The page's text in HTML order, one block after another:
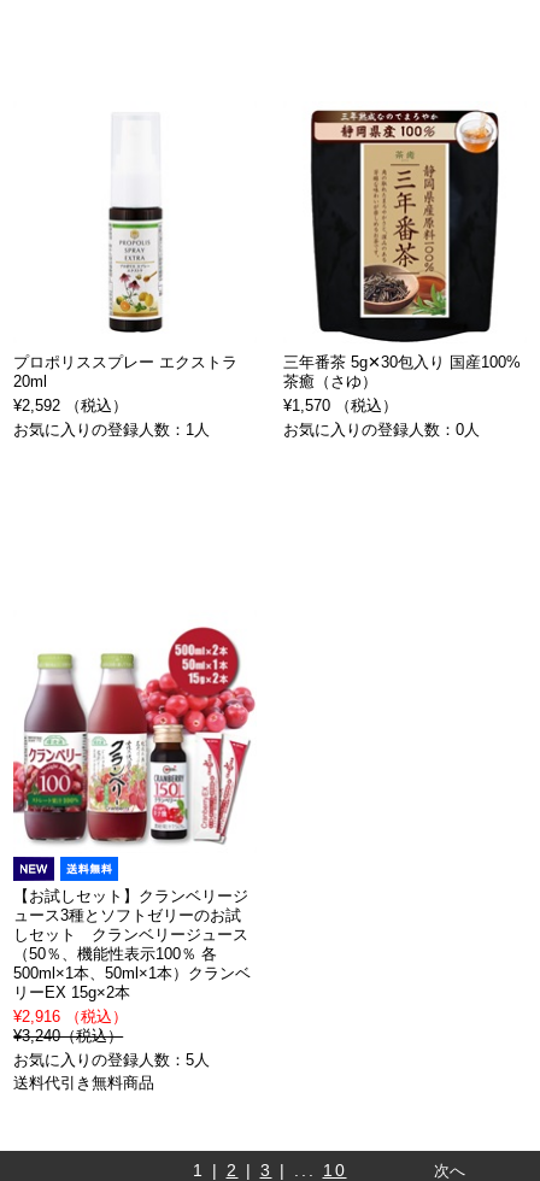
プロポリススプレー エクストラ
20ml
¥2,592 （税込）
お気に入りの登録人数：1人
三年番茶 5g✕30包入り 国産100%
茶癒（さゆ）
¥1,570 （税込）
お気に入りの登録人数：0人
【お試しセット】クランベリージ
ュース3種とソフトゼリーのお試
しセット クランベリージュース
（50％、機能性表示100％ 各
500ml×1本、50ml×1本）クランベ
リーEX 15g×2本
¥2,916 （税込）
¥3,240（税込）
お気に入りの登録人数：5人
送料代引き無料商品
1 | 2 | 3 | ... 10 次へ